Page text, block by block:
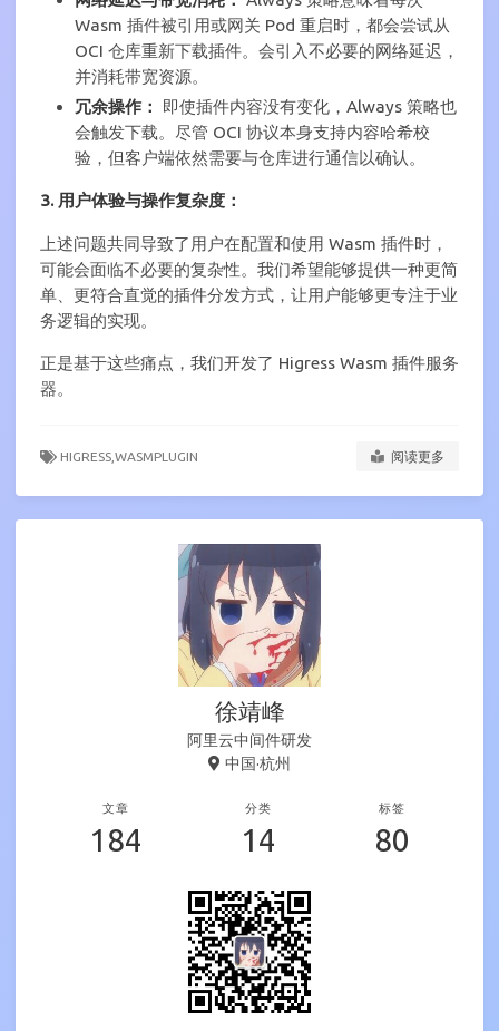
Wasm 插件被引用或网关 Pod 重启时，都会尝试从
OCI 仓库重新下载插件。会引入不必要的网络延迟，
并消耗带宽资源。
冗余操作：
即使插件内容没有变化，Always 策略也
会触发下载。尽管 OCI 协议本身支持内容哈希校
验，但客户端依然需要与仓库进行通信以确认。
3. 用户体验与操作复杂度：
上述问题共同导致了用户在配置和使用 Wasm 插件时，
可能会面临不必要的复杂性。我们希望能够提供一种更简
单、更符合直觉的插件分发方式，让用户能够更专注于业
务逻辑的实现。
正是基于这些痛点，我们开发了 Higress Wasm 插件服务
器。
HIGRESS, WASMPLUGIN 阅读更多
徐靖峰
阿里云中间件研发
中国·杭州
文章
184
分类
14
标签
80